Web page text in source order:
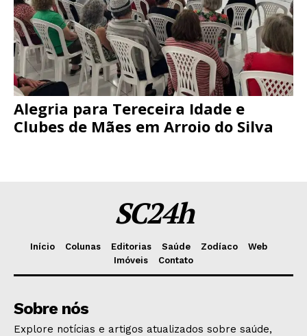
Alegria para Tereceira Idade e
Clubes de Mães em Arroio do Silva
SC24h
Início Colunas Editorias Saúde Zodíaco
Web
Imóveis
Contato
Sobre nós
Explore notícias e artigos atualizados sobre saúde,